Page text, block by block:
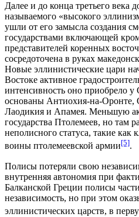
Далее и до конца третьего века
называемого «высокого
ушли от его замысла создания
государствами включающей
представителей коренных
сосредоточена в руках
Новые эллинистические цари
Востоке активное
интенсивность оно приобрело у
основаны Антиохия-на-Оронте,
Лаодикия и Апамея. Меньшую
государства Птолемеев, но там
неполисного статуса, такие как
воины птолемеевской армии[5].
Полисы потеряли свою
внутренняя автономия при
Балканской Греции полисы
независимость, но при этом
эллинистических царств, в